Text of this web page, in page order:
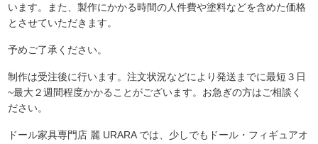
います。また、製作にかかる時間の人件費や塗料などを含めた価格
とさせていただきます。
予めご了承ください。
制作は受注後に行います。注文状況などにより発送までに最短３日
~最大２週間程度かかることがございます。お急ぎの方はご相談く
ださい。
ドール家具専門店 麗 URARA では、少しでもドール・フィギュアオ